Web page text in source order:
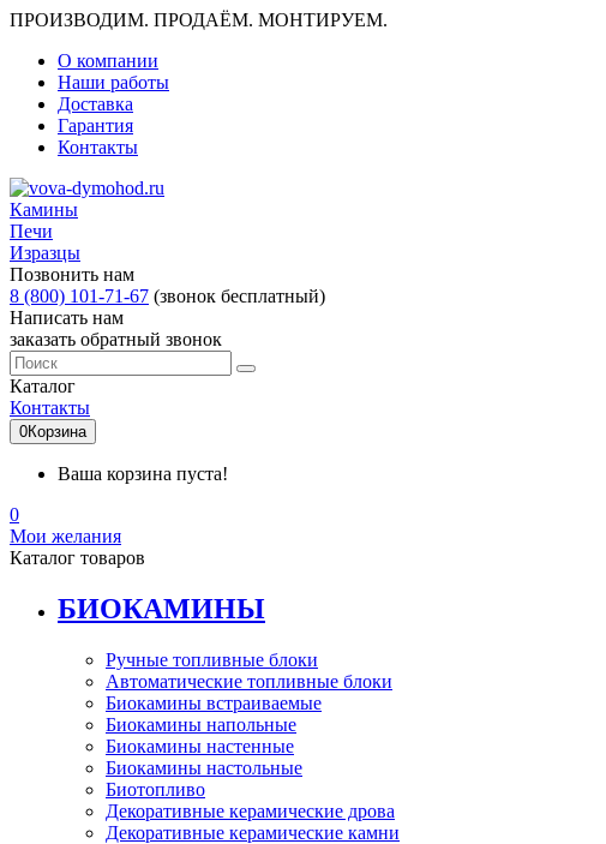
ПРОИЗВОДИМ. ПРОДАЁМ. МОНТИРУЕМ.
О компании
Наши работы
Доставка
Гарантия
Контакты
Камины
Печи
Изразцы
Позвонить нам
8 (800) 101-71-67 (звонок бесплатный)
Написать нам
заказать обратный звонок
Каталог
Контакты
0Корзина
Ваша корзина пуста!
0
Мои желания
Каталог товаров
БИОКАМИНЫ
Ручные топливные блоки
Автоматические топливные блоки
Биокамины встраиваемые
Биокамины напольные
Биокамины настенные
Биокамины настольные
Биотопливо
Декоративные керамические дрова
Декоративные керамические камни